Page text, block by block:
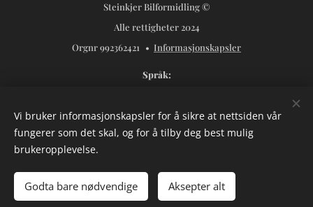
Legg til i handlekurven
Steinkjer Bilformidling ©
Alle rettigheter 2024
Orgnr 992362421
Informasjonskapsler
Språk
Valuta
NOK kr
USD $ SEK kr
Vi bruker informasjonskapsler for å sikre at nettsiden vår
fungerer som det skal, og for å tilby deg best mulig
brukeropplevelse.
Godta bare nødvendige Aksepter alt